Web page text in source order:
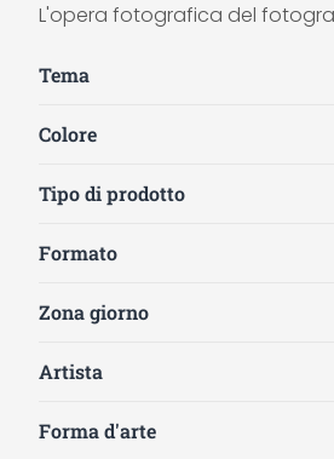
L'opera fotografica del
Tema
Colore
Tipo di prodotto
Formato
Zona giorno
Artista
Forma d'arte